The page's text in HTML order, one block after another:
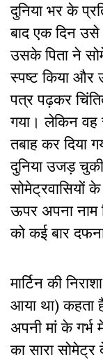
दुनिया भर के
बाद एक दिन उसे
उसके पिता ने
स्पष्ट किया
पत्र पढ़कर
गया। लेकिन वह
तबाह कर दिया
दुनिया उजड़
सोमेट्रवासियों
ऊपर अपना
को कई बार
मार्टिन की
आया था) कहता
अपनी मां के गर्भ
का सारा सोमेट्र